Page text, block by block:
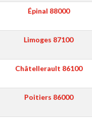
Épinal 88000
Limoges 87100
Châtellerault 86100
Poitiers 86000